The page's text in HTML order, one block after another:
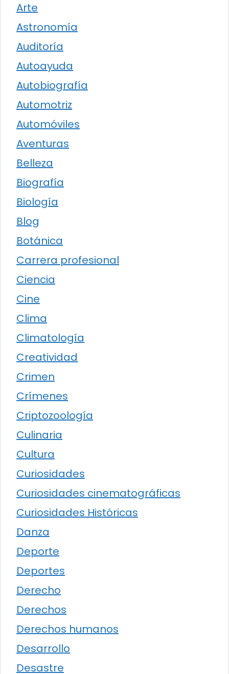
Arte
Astronomía
Auditoría
Autoayuda
Autobiografía
Automotriz
Automóviles
Aventuras
Belleza
Biografía
Biología
Blog
Botánica
Carrera profesional
Ciencia
Cine
Clima
Climatología
Creatividad
Crimen
Crímenes
Criptozoología
Culinaria
Cultura
Curiosidades
Curiosidades cinematográficas
Curiosidades Históricas
Danza
Deporte
Deportes
Derecho
Derechos
Derechos humanos
Desarrollo
Desastre